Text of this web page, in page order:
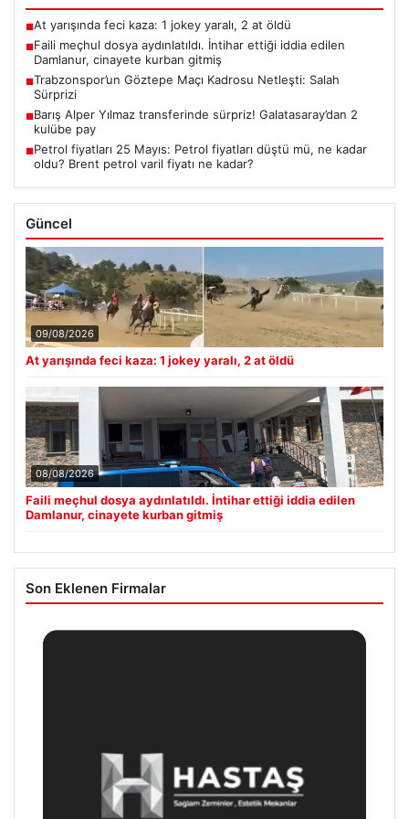
■At yarışında feci kaza: 1 jokey yaralı, 2 at öldü
■Faili meçhul dosya aydınlatıldı. İntihar ettiği iddia edilen
Damlanur, cinayete kurban gitmiş
■Trabzonspor’un Göztepe Maçı Kadrosu Netleşti: Salah
Sürprizi
■Barış Alper Yılmaz transferinde sürpriz! Galatasaray’dan 2
kulübe pay
■Petrol fiyatları 25 Mayıs: Petrol fiyatları düştü mü, ne kadar
oldu? Brent petrol varil fiyatı ne kadar?
Güncel
09/08/2026
At yarışında feci kaza: 1 jokey yaralı, 2 at öldü
08/08/2026
Faili meçhul dosya aydınlatıldı. İntihar ettiği iddia edilen
Damlanur, cinayete kurban gitmiş
Son Eklenen Firmalar